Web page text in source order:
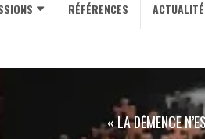
RÉFÉRENCES ACTUALITÉ
« LA DÉMENCE